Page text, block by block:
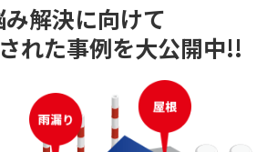
み解決に向けて
れた事例を大公開中!!